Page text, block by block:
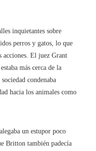
inquietantes sobre
perros y gatos, lo que
acciones. El juez Grant
más cerca de la
condenaba
hacia los animales como
un estupor poco
Britton también padecía